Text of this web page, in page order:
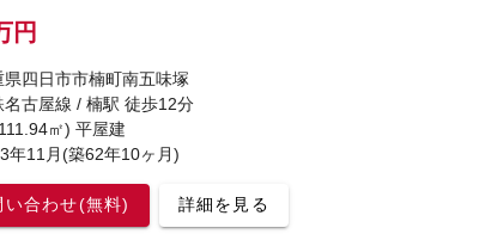
円
県四日市市楠町南五味塚
名古屋線 / 楠駅 徒歩12分
㎡) 平屋建
年11月(築62年10ヶ月)
い合わせ(無料) 詳細を見る